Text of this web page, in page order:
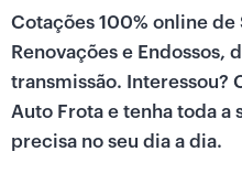
Cotações 100% online de
Renovações e Endossos,
transmissão. Interessou?
Auto Frota e tenha toda a
precisa no seu dia a dia.